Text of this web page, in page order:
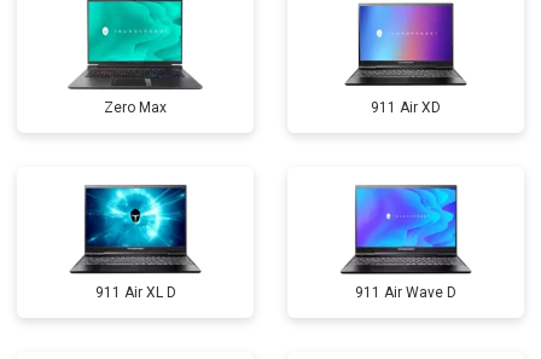
Zero Max 911 Air XD
911 Air XL D 911 Air Wave D